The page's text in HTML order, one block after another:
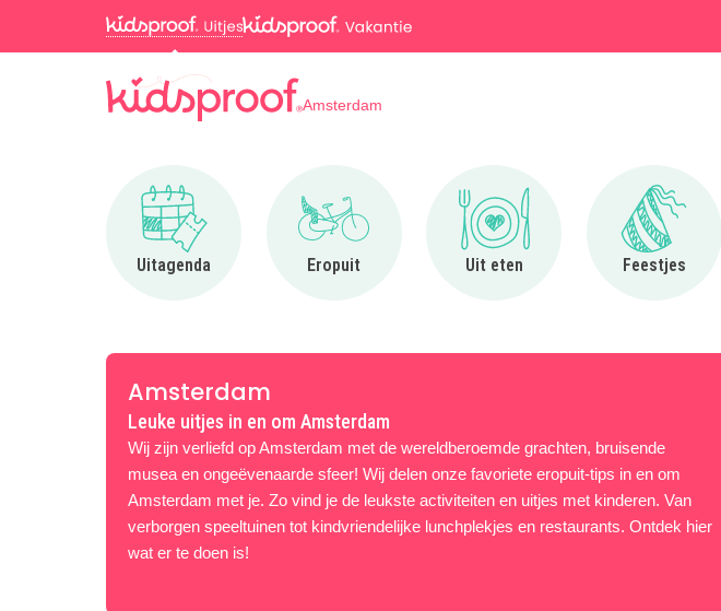
Amsterdam
Uitagenda
Ga naar Uitagenda
Eropuit
Ga naar Eropuit
Uit eten
Ga naar Uit eten
Feestjes
Ga naar
Amsterdam
Leuke uitjes in en om Amsterdam
Wij zijn verliefd op Amsterdam met de wereldberoemde grachten, bruisende
musea en ongeëvenaarde sfeer! Wij delen onze favoriete eropuit-tips in en om
Amsterdam met je. Zo vind je de leukste activiteiten en uitjes met kinderen. Van
verborgen speeltuinen tot kindvriendelijke lunchplekjes en restaurants. Ontdek hier
wat er te doen is!